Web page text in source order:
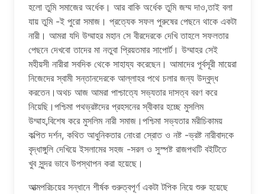
হলো তুমি সমাজের অর্ধেক। আর বাকি অর্ধেক তুমি জম্ম দাও,তাই বলা
যায় তুমি -ই পুরো সমাজ। প্রত্যেক সফল পুরুষের পেছনে থাকে একটা
নারী। আমরা যদি উম্মাহর মহান সে বীরদেরকে দেখি তাহলে সফলতার
পেছনে দেখবো তাদের মা নতুবা প্রিয়তমার সাপোর্ট। উম্মাহর সেই
মহীয়সী নারীরা সবদিক থেকে সাহায্য করেছেন। আমাদের পূর্বসূরী মায়েরা
নিজেদের স্বামী সন্তানদেরকে আল্লাহর পথে চলার জন্য উদ্বুদ্ধ
করতেন।অথচ আজ আমরা পাশ্চাত্যে সভ্যতার দাসত্ব বরণ করে
নিয়েছি।পশ্চিমা পথভ্রষ্টদের প্রহসনের স্বীকার হচ্ছে মুসলিম
উম্মাহ,বিশেষ করে মুসলিম নারী সমাজ।পশ্চিমা সভ্যতার মরীচিকাময়
কল্পিত দর্শন, কথিত আধুনিকতার নোংরা স্রোত ও নষ্ট -ভ্রষ্ট নারীবাদকে
বৃদ্ধাঙ্গুলি দেখিয়ে ইসলামের সহজ -সরল ও সুস্পষ্ট রাজপথটি বইটিতে
খুব সুন্দর ভাবে উপস্থাপন করা হয়েছে।
আত্মপরিচয়ের সন্ধানে শীর্ষক গুরুত্বপূর্ণ একটা টপিক নিয়ে শুরু হয়েছে